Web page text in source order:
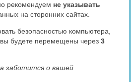
рекомендуем не указывать
на сторонних сайтах.
безопасностью компьютера,
вы будете перемещены через3
заботится о вашей